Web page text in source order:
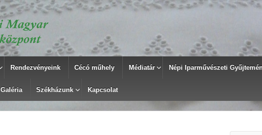
Rendezvényeink Cécó műhely Médiatár Népi Iparművészeti
Galéria Székházunk Kapcsolat